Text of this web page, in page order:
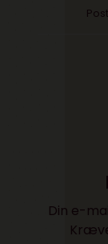
Din e-